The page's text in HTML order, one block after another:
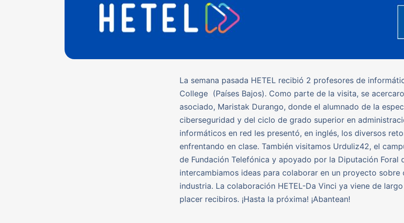
La semana pasada HETEL recibió 2 profesores de
College (Países Bajos). Como parte de la visita, se
asociado, Maristak Durango, donde el alumnado de la
ciberseguridad y del ciclo de grado superior en
informáticos en red les presentó, en inglés, los diversos
enfrentando en clase. También visitamos Urduliz42, el
de Fundación Telefónica y apoyado por la Diputación Foral
intercambiamos ideas para colaborar en un proyecto sobre
industria. La colaboración HETEL-Da Vinci ya viene de
placer recibiros. ¡Hasta la próxima! ¡Abantean!